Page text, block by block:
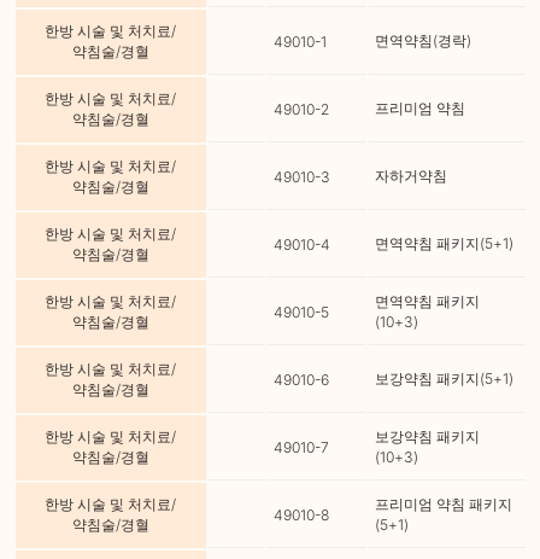
한방 시술 및 처치료/
약침술/경혈
49010-1 면역약침(경락)
한방 시술 및 처치료/
약침술/경혈
49010-2 프리미엄 약침
한방 시술 및 처치료/
약침술/경혈
49010-3 자하거약침
한방 시술 및 처치료/
약침술/경혈
49010-4 면역약침 패키지(5+1)
한방 시술 및 처치료/
약침술/경혈
49010-5
면역약침 패키지
(10+3)
한방 시술 및 처치료/
약침술/경혈
49010-6 보강약침 패키지(5+1)
한방 시술 및 처치료/
약침술/경혈
49010-7
보강약침 패키지
(10+3)
한방 시술 및 처치료/
약침술/경혈
49010-8
프리미엄 약침 패키지
(5+1)